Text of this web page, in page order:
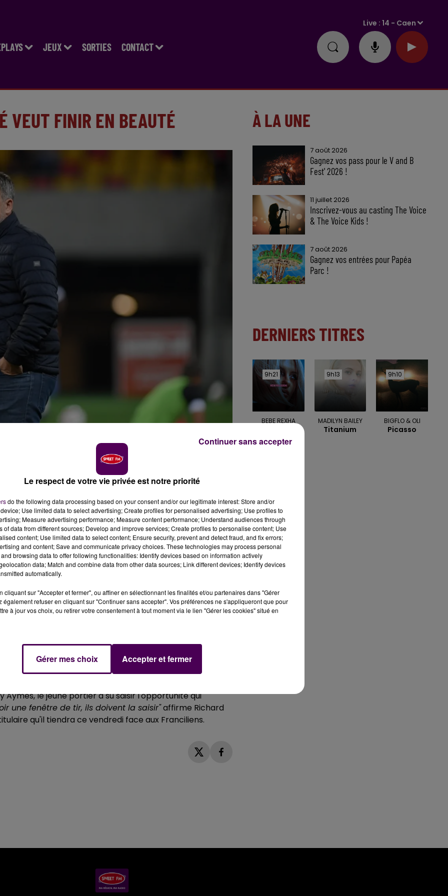
JEUX SORTIES CONTACT
Live :14 - Caen
VEUT FINIR EN BEAUTÉ
MMArena ce vendredi soir, pour la 32e journée de
maintien chez des Sarthois qui semblent avoir
retrouvé une certaine confiance après une terrible
Laval il y a un mois a été un tournant. On s'est dit, à ce
en donnant du plaisir à nos spectateurs"
de trop, les joueurs ont su ne pas le reproduire :
c'est avec un esprit de conquête retrouvé que les
l'Entente Sannois-Saint-Gratien.
pour les deux derniers matchs de Nicolas Kocik, qui
à seulement 19 ans par le club de Valenciennes pour
de lui-même"assure le coach, avant de saluer"l'attitude
le sens du travail"
le jeune portier a su saisir l'opportunité qui
une fenêtre de tir, ils doivent la saisir"affirme Richard
qu'il tiendra ce vendredi face aux Franciliens.
À LA UNE
7 août 2026
Gagnez vos pass pour le V and B
Fest' 2026 !
11 juillet 2026
Inscrivez-vous au casting The Voice
& The Voice Kids !
7 août 2026
Gagnez vos entrées pour Papéa
Parc !
DERNIERS TITRES
9h21
9h21
BEBE REXHA
New Religion
9h13
9h13
MADILYN BAILEY
Titanium
9h10
9h10
BIGFLO & OLI
Picasso
Le respect de votre vie privée est notre priorité
do the following data processing based on your consent and/or our legitimate interest: Store and/or
Use limited data to select advertising; Create profiles for personalised advertising; Use profiles to
Measure advertising performance; Measure content performance; Understand audiences through
of data from different sources; Develop and improve services; Create profiles to personalise content; Use
content; Use limited data to select content; Ensure security, prevent and detect fraud, and fix errors;
and content; Save and communicate privacy choices. These technologies may process personal
browsing data to offer following functionalities: Identify devices based on information actively
data; Match and combine data from other data sources; Link different devices; Identify devices
automatically.
cliquant sur "Accepter et fermer", ou affiner en sélectionnant les finalités et/ou partenaires dans "Gérer
également refuser en cliquant sur "Continuer sans accepter". Vos préférences ne s'appliqueront que pour
à jour vos choix, ou retirer votre consentement à tout moment via le lien "Gérer les cookies" situé en
Gérer mes choix Accepter et fermer
Continuer sans accepter